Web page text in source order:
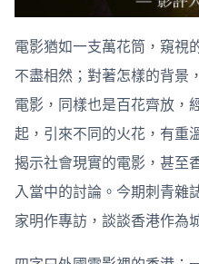
電影猶如一支萬花筒，窺視
不盡相然；對著怎樣的背景
電影，同樣也是百花齊放，
起，引來不同的火花，有重
揭示社會現實的電影，甚至
入當中的討論。今期刺青雜
家明作專訪，談談香港作為